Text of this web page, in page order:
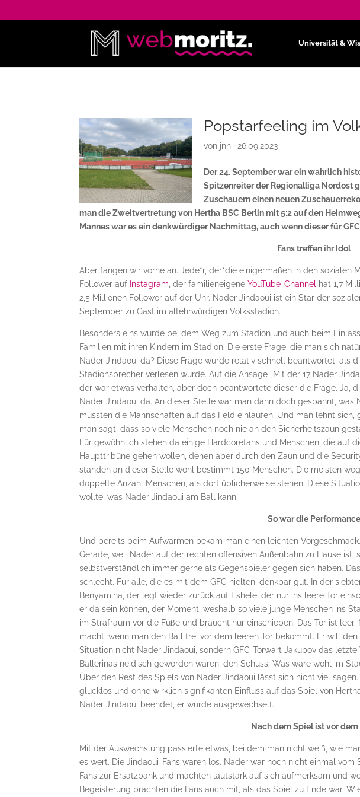
Universität &
Popstarfeeling im
von jnh 26.09.2023
Der 24. September war ein wahrlich
Spitzenreiter der Regionalliga Nordost
Zuschauern einen neuen
man die Zweitvertretung von Hertha BSC Berlin mit 5:2 auf den
Mannes war es ein denkwürdiger Nachmittag, auch wenn dieser für
Fans treffen ihr Idol
Aber fangen wir vorne an. Jede*r, der*die einigermaßen in den sozialen
Follower auf Instagram , der familieneigene YouTube-Channel hat 1,7
2,5 Millionen Follower auf der Uhr. Nader Jindaoui ist ein Star der
September zu Gast im altehrwürdigen Volksstadion.
Besonders eins wurde bei dem Weg zum Stadion und auch beim
Familien mit ihren Kindern im Stadion. Die erste Frage, die man sich
Nader Jindaoui da? Diese Frage wurde relativ schnell beantwortet, als
Stadionsprecher verlesen wurde. Auf die Ansage „Mit der 17 Nader
der war etwas verhalten, aber doch beantwortete dieser die Frage. Ja,
Nader Jindaoui da. An dieser Stelle war man dann doch gespannt, was
mussten die Mannschaften auf das Feld einlaufen. Und man lehnt sich,
man sagt, dass so viele Menschen noch nie an den Sicherheitszaun
Für gewöhnlich stehen da einige Hardcorefans und Menschen, die auf
Haupttribüne gehen wollen, denen aber durch den Zaun und die
standen an dieser Stelle wohl bestimmt 150 Menschen. Die meisten
doppelte Anzahl Menschen, als dort üblicherweise stehen. Diese
wollte, was Nader Jindaoui am Ball kann.
So war die Performance
Und bereits beim Aufwärmen bekam man einen leichten
Gerade, weil Nader auf der rechten offensiven Außenbahn zu Hause
selbstverständlich immer gerne als Gegenspieler gegen sich haben.
schlecht. Für alle, die es mit dem GFC hielten, denkbar gut. In der
Benyamina, der legt wieder zurück auf Eshele, der nur ins leere Tor
er da sein können, der Moment, weshalb so viele junge Menschen ins
im Strafraum vor die Füße und braucht nur einschieben. Das Tor ist
macht, wenn man den Ball frei vor dem leeren Tor bekommt. Er will
Situation nicht Nader Jindaoui, sondern GFC-Torwart Jakubov das
Ballerinas neidisch geworden wären, den Schuss. Was wäre wohl im
Über den Rest des Spiels von Nader Jindaoui lässt sich nicht viel
glücklos und ohne wirklich signifikanten Einfluss auf das Spiel von
Nader Jindaoui beendet, er wurde ausgewechselt.
Nach dem Spiel ist vor dem
Mit der Auswechslung passierte etwas, bei dem man nicht weiß, wie
es wert. Die Jindaoui-Fans waren los. Nader war noch nicht einmal
Fans zur Ersatzbank und machten lautstark auf sich aufmerksam und
Begeisterung brachten die Fans auch mit, als das Spiel zu Ende war.